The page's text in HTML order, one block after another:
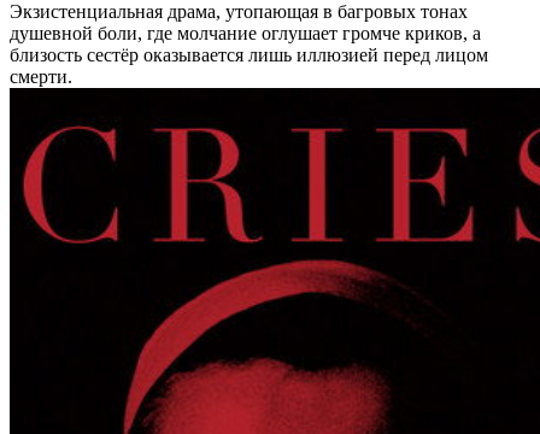
Экзистенциальная драма, утопающая в багровых тонах
душевной боли, где молчание оглушает громче криков, а
близость сестёр оказывается лишь иллюзией перед лицом
смерти.